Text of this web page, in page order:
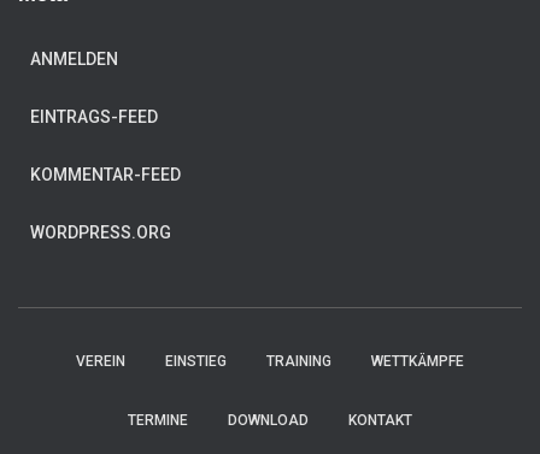
ANMELDEN
EINTRAGS-FEED
KOMMENTAR-FEED
WORDPRESS.ORG
VEREIN EINSTIEG TRAINING WETTKÄMPFE
TERMINE DOWNLOAD KONTAKT